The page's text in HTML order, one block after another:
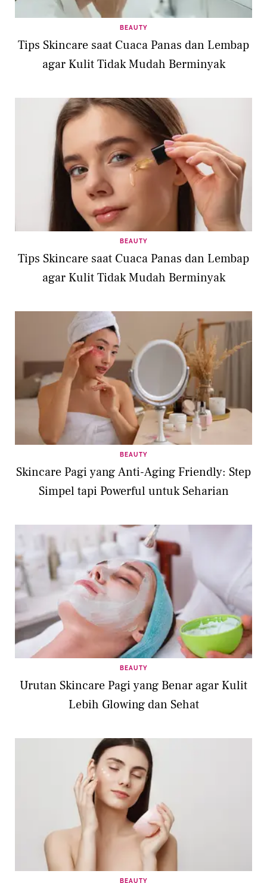
BEAUTY
Tips Skincare saat Cuaca Panas dan Lembap
agar Kulit Tidak Mudah Berminyak
BEAUTY
Tips Skincare saat Cuaca Panas dan Lembap
agar Kulit Tidak Mudah Berminyak
BEAUTY
Skincare Pagi yang Anti-Aging Friendly: Step
Simpel tapi Powerful untuk Seharian
BEAUTY
Urutan Skincare Pagi yang Benar agar Kulit
Lebih Glowing dan Sehat
BEAUTY